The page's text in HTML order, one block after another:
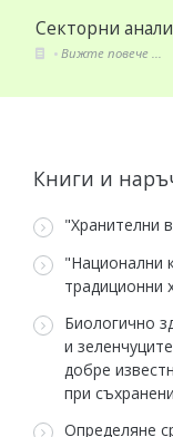
Секторни
Вижте повече ...
Книги и
"Хранителни
"Национални
традиционни
Биологично
и
добре
при
Определяне